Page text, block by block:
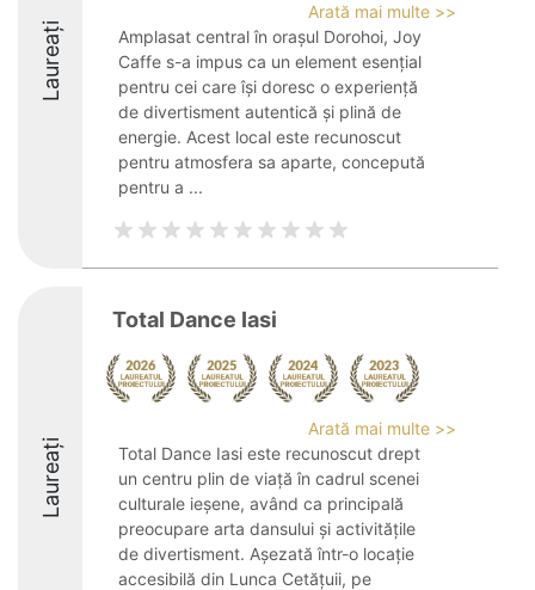
Laureați
Arată mai multe >>
Amplasat central în orașul Dorohoi, Joy
Caffe s-a impus ca un element esențial
pentru cei care își doresc o experiență
de divertisment autentică și plină de
energie. Acest local este recunoscut
pentru atmosfera sa aparte, concepută
pentru a ...
Laureați
Total Dance Iasi
Arată mai multe >>
Total Dance Iasi este recunoscut drept
un centru plin de viață în cadrul scenei
culturale ieșene, având ca principală
preocupare arta dansului și activitățile
de divertisment. Așezată într-o locație
accesibilă din Lunca Cetățuii, pe